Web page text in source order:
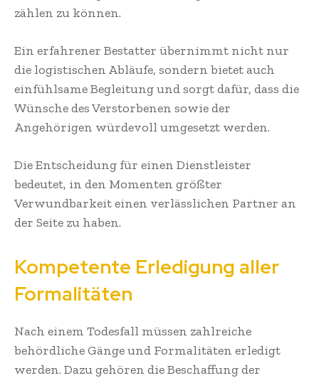
zählen zu können.
Ein erfahrener Bestatter übernimmt nicht nur
die logistischen Abläufe, sondern bietet auch
einfühlsame Begleitung und sorgt dafür, dass die
Wünsche des Verstorbenen sowie der
Angehörigen würdevoll umgesetzt werden.
Die Entscheidung für einen Dienstleister
bedeutet, in den Momenten größter
Verwundbarkeit einen verlässlichen Partner an
der Seite zu haben.
Kompetente Erledigung aller
Formalitäten
Nach einem Todesfall müssen zahlreiche
behördliche Gänge und Formalitäten erledigt
werden. Dazu gehören die Beschaffung der